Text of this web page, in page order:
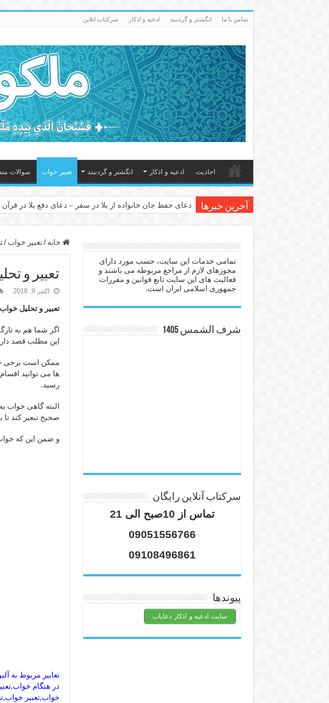
تماس با ما انگشتر و گردنبند ادعيه و اذكار سرکتاب انلاین
احاديث ادعيه و اذكار انگشتر و گردنبند تعبیر خواب سوالات
آخرین خبرها دعای حفظ جان خانواده از بلا در سفر – دعای دفع بلا در قرآن
دعا برای عاشق شدن طرف مقابل – عاشق کردن طرف مقابل
دعای حفظ جان عزیزان از بلا در سفر – دعا برای رفع حوادث بد
انواع ذکرهای الهی و خواص آن – مجرب ترین ذکرها برای
دعای روزی و رفع فقر – دعای مجرب برای گشایش مالی و
دعای قوی برای حاجات دنیا و آخرت – حاجت روایی و رفع
ختم سوره تکاثر برای جذب ثروت – خواص و برکات سوره
دعا قدرت و توانمندی – دعا برای افزایش انرژی بدن و قدرت
دعای ابودردا برای در امان ماندن از بلا – دعای ایمنی از
خانه / تعبیر خواب /
تعبیر و
اکتبر 9, 2018
تعبیر و تحلیل
اگر شما هم به
این مطلب قصد
ممکن است برخی
ها می توانید
رسید.
البته گاهی خواب
صحیح تبعیر کند
و ضمن این که
تعابیر مربوط به
در هنگام
خواب,تعبیر
تمامی خدمات این سایت، حسب مورد دارای
مجوزهای لازم از مراجع مربوطه می باشند و
فعالیت های این سایت تابع قوانین و مقررات
جمهوری اسلامی ایران است.
شرف الشمس 1405
سرکتاب آنلاین رایگان
تماس از 10صبح الی 21
09051556766
09108496861
پیوندها
سایت ادعیه و اذکار دعایاب